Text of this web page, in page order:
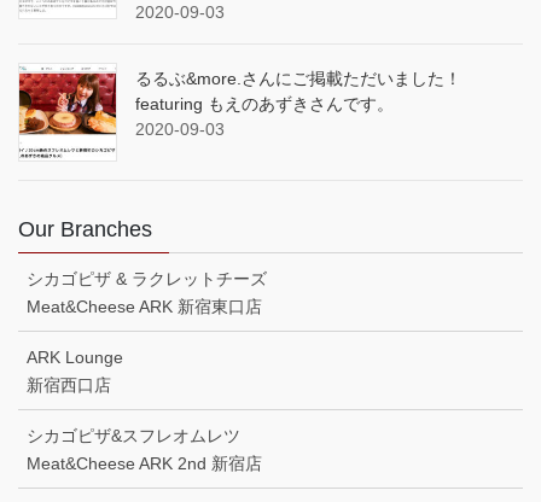
2020-09-03
るるぶ&more.さんにご掲載ただいました！
featuring もえのあずきさんです。
2020-09-03
Our Branches
シカゴピザ & ラクレットチーズ
Meat&Cheese ARK 新宿東口店
ARK Lounge
新宿西口店
シカゴピザ&スフレオムレツ
Meat&Cheese ARK 2nd 新宿店